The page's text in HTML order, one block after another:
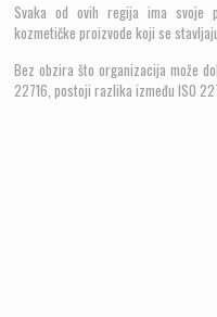
Bez obzira što organizacija može
22716, postoji razlika između ISO
Svaka od ovih regija ima svoje
kozmetičke proizvode koji se
Bez obzira što organizacija može
22716, postoji razlika između ISO